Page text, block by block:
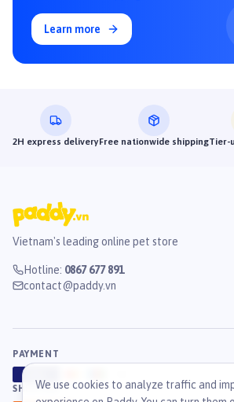
Learn more
2H express deliveryFree nationwide shippingTier-
Vietnam's leading online pet store
Hotline: 0867 677 891
contact@paddy.vn
PAYMENT
SHIPPINGWe use cookies to analyze traffic and